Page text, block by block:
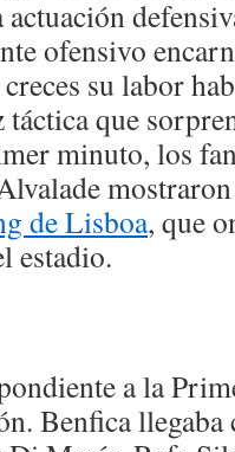
ofensivo
su labor
que
minuto, los
de Lisboa, que
estadio.
a la
Benfica llegaba